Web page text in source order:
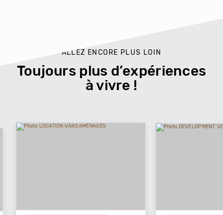
ALLEZ ENCORE PLUS LOIN
Toujours plus d’expériences
à vivre !